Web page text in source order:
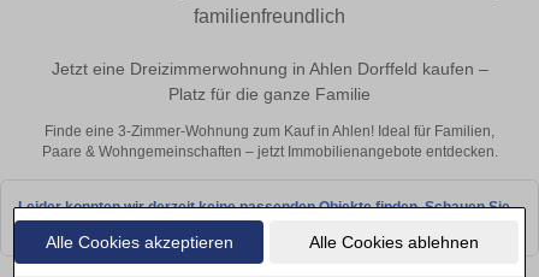
Alle Cookies akzeptieren Alle Cookies ablehnen
familienfreundlich
Jetzt eine Dreizimmerwohnung in Ahlen Dorffeld kaufen –
Platz für die ganze Familie
Finde eine 3-Zimmer-Wohnung zum Kauf in Ahlen! Ideal für Familien,
Paare & Wohngemeinschaften – jetzt Immobilienangebote entdecken.
Leider konnten wir derzeit keine passenden Objekte finden. Schauen Sie